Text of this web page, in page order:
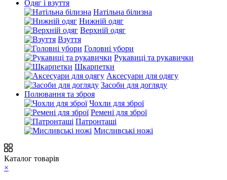
Одяг і взуття
Натільна білизна
Нижній одяг
Верхній одяг
Взуття
Головні убори
Рукавиці та рукавички
Шкарпетки
Аксесуари для одягу
Засоби для догляду
Полювання та зброя
Чохли для зброї
Ремені для зброї
Патронташі
Мисливські ножі
Каталог товарів
×